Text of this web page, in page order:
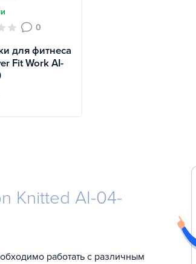
0
для фитнеса
Fit Work AI-
Knitted AI-04-
работать с различным